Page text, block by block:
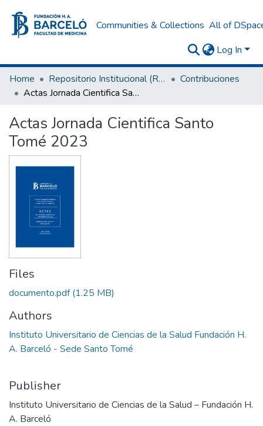
Communities & Collections All of
Log In
Home Repositorio Institucional (RI) del Instituto Universitario de Ciencias de la Salud Fundación H. A. Barceló
Contribuciones
Actas Jornada Cientifica Santo Tomé 2023
Actas Jornada Cientifica Santo
Tomé 2023
Files
documento.pdf(1.25 MB)
Authors
Instituto Universitario de Ciencias de la Salud Fundación H.
A. Barceló - Sede Santo Tomé
Publisher
Instituto Universitario de Ciencias de la Salud – Fundación H.
A. Barceló